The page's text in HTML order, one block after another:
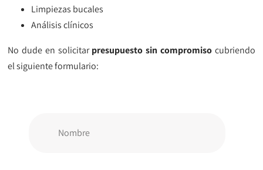
Limpiezas bucales
Análisis clínicos
No dude en solicitarpresupuesto sin compromisocubriendo
el siguiente formulario: